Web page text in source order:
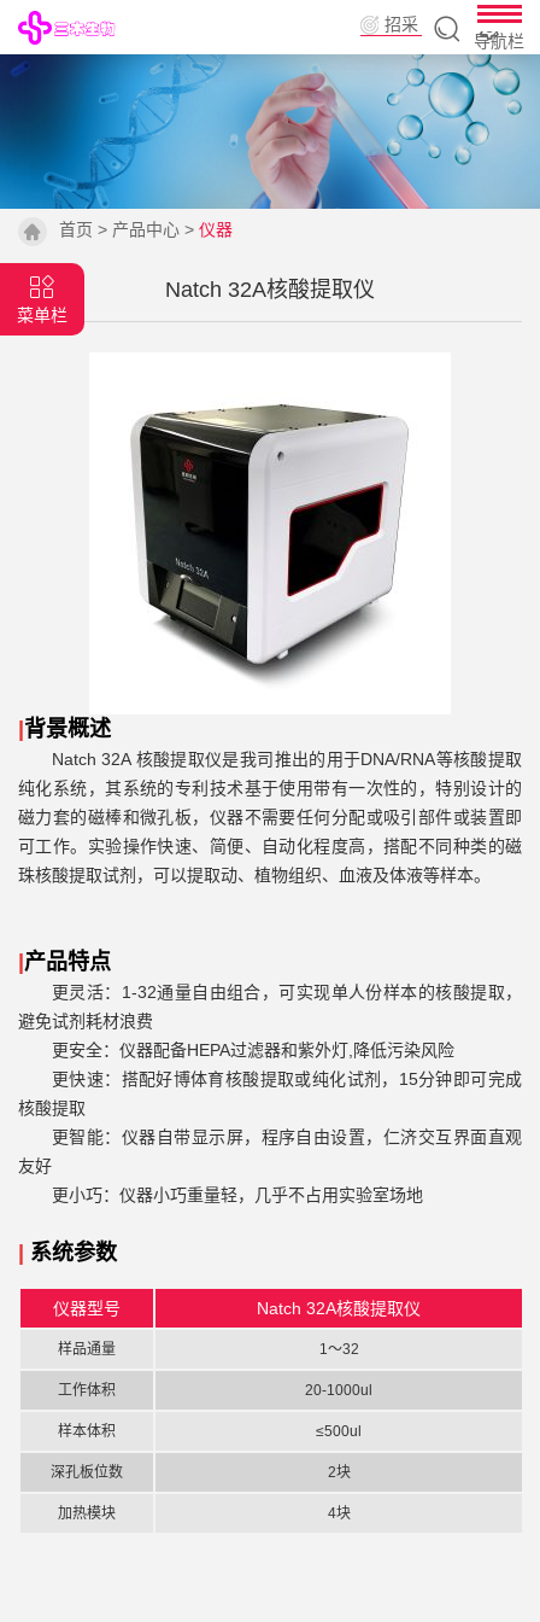
招采
导航栏
首页 > 产品中心 > 仪器
菜单栏
Natch 32A核酸提取仪
背景概述
Natch 32A 核酸提取仪是我司推出的用于DNA/RNA等核酸提取
纯化系统，其系统的专利技术基于使用带有一次性的，特别设计的
磁力套的磁棒和微孔板，仪器不需要任何分配或吸引部件或装置即
可工作。实验操作快速、简便、自动化程度高，搭配不同种类的磁
珠核酸提取试剂，可以提取动、植物组织、血液及体液等样本。
产品特点
更灵活： 1-32通量自由组合，可实现单人份样本的核酸提取，
避免试剂耗材浪费
更安全：仪器配备HEPA过滤器和紫外灯 降低污染风险
更快速：搭配好博体育核酸提取或纯化试剂， 15分钟即可完成
核酸提取
更智能：仪器自带显示屏，程序自由设置，仁济交互界面直观
友好
更小巧：仪器小巧重量轻，几乎不占用实验室场地
系统参数
仪器型号 Natch 32A核酸提取仪
样品通量 1～32
工作体积 20-1000ul
样本体积 ≤500ul
深孔板位数 2块
加热模块 4块